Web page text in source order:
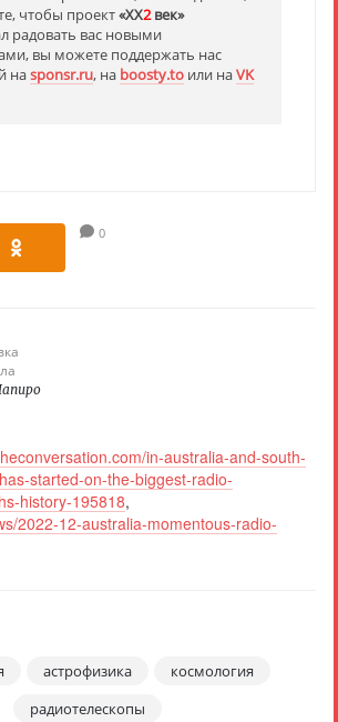
чтобы проект«XX2век»
радовать вас новыми
вы можете поддержать нас
наsponsr.ru, на boosty.to или наVK
0
in-australia-and-south-
started-on-the-biggest-radio-
history-195818,
2022-12-australia-momentous-radio-
астрофизика
космология
радиотелескопы